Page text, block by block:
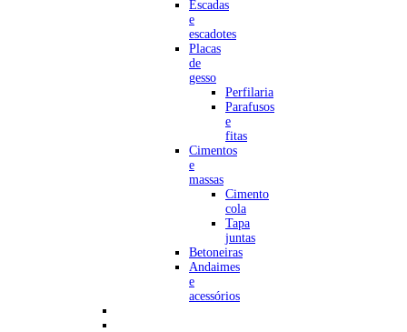
Escadas
e
escadotes
Placas
de
gesso
Perfilaria
Parafusos
e
fitas
Cimentos
e
massas
Cimento
cola
Tapa
juntas
Betoneiras
Andaimes
e
acessórios